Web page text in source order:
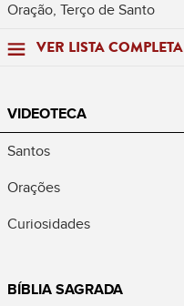
Oração, Terço de Santo
VER LISTA COMPLETA
VIDEOTECA
Santos
Orações
Curiosidades
BÍBLIA SAGRADA